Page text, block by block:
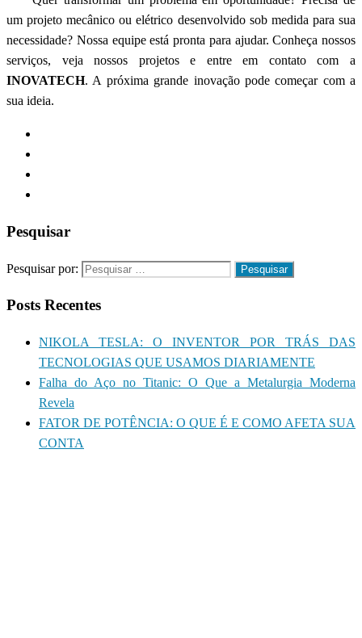
um projeto mecânico ou elétrico desenvolvido sob medida para sua
necessidade? Nossa equipe está pronta para ajudar. Conheça nossos
serviços, veja nossos projetos e entre em contato com a
INOVATECH. A próxima grande inovação pode começar com a
sua ideia.
Pesquisar
Pesquisar por:
Posts Recentes
NIKOLA TESLA: O INVENTOR POR TRÁS DAS
TECNOLOGIAS QUE USAMOS DIARIAMENTE
Falha do Aço no Titanic: O Que a Metalurgia Moderna
Revela
FATOR DE POTÊNCIA: O QUE É E COMO AFETA SUA
CONTA